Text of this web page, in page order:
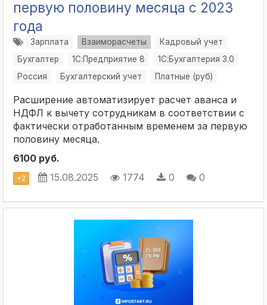
первую половину месяца с 2023
года
Зарплата Взаиморасчеты
Кадровый учет
Бухгалтер
1С:Предприятие 8
1С:Бухгалтерия 3.0
Россия
Бухгалтерский учет Платные (руб)
Расширение автоматизирует расчет аванса и
НДФЛ к вычету сотрудникам в соответствии с
фактически отработанным временем за первую
половину месяца.
6100 руб.
+2 15.08.2025 1774 0 0